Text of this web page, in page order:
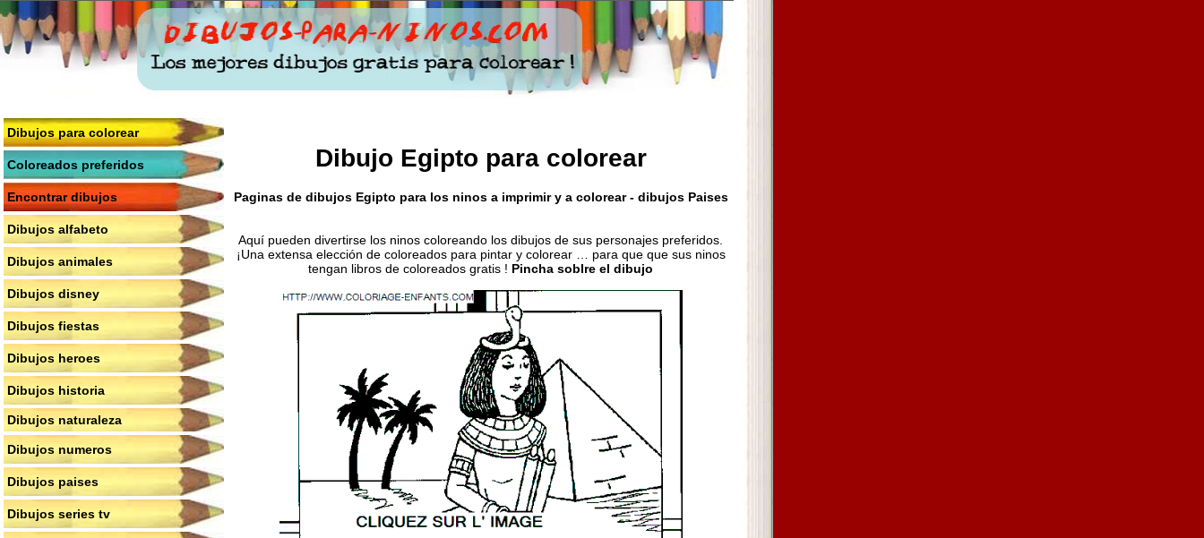
Dibujos para colorear
Coloreados preferidos
Encontrar dibujos
Dibujos alfabeto
Dibujos animales
Dibujos disney
Dibujos fiestas
Dibujos heroes
Dibujos historia
Dibujos naturaleza
Dibujos numeros
Dibujos paises
Dibujos series tv
Dibujo Egipto para colorear
Paginas de dibujos Egipto para los ninos a imprimir y a colorear - dibujos Paises
Aquí pueden divertirse los ninos coloreando los dibujos de sus personajes preferidos.
¡Una extensa elección de coloreados para pintar y colorear … para que que sus ninos
tengan libros de coloreados gratis ! Pincha soblre el dibujo